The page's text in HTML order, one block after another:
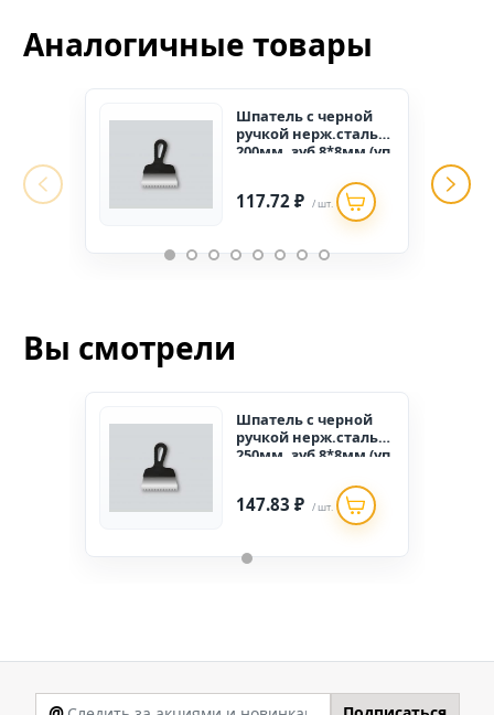
Аналогичные товары
Шпатель с черной
ручкой нерж.сталь
200мм, зуб 8*8мм (уп
117.72 ₽ / шт.
Вы смотрели
Шпатель с черной
ручкой нерж.сталь
250мм, зуб 8*8мм (уп
147.83 ₽ / шт.